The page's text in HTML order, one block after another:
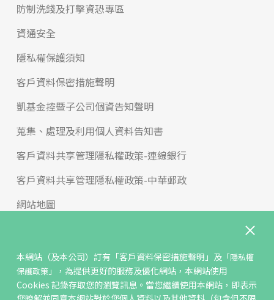
本網站（及本公司）訂有 「客戶資料保密措施聲明」 及「隱私權
保護政策」
，為提供更好的服務及優化網站，本網站使用
Cookies 記錄存取您的瀏覽訊息。當您繼續使用本網站，即表示
防制洗錢及打擊資恐專區
資通安全
隱私權保護須知
客戶資料保密措施聲明
凱基金控暨子公司個資告知聲明
蒐集、處理及利用個人資料告知書
客戶資料共享管理隱私權政策-連線銀行
客戶資料共享管理隱私權政策-中華郵政
網站地圖
免責聲明
聯絡我們